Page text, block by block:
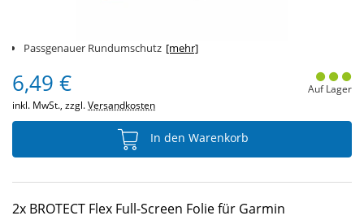
Passgenauer Rundumschutz [mehr]
6,49 €
inkl. MwSt., zzgl.Versandkosten
Auf Lager
In den Warenkorb
2x BROTECT Flex Full-Screen Folie für Garmin